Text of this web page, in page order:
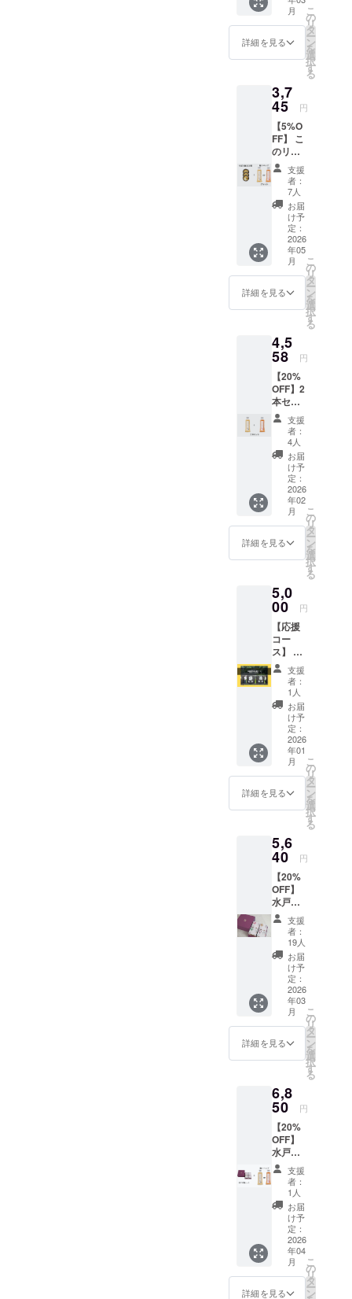
父と共に、
そして地域
の方々と共
に、少しず
いきたいと
思っていま
どうか、こ
の挑戦を温
かく見守っ
ていただけ
れば嬉しい
です。
量が2倍
の合計6
パック
になっ
を存分
に楽し
みたい
方向け
のセッ
トであ
る点が
異なり
ます。
そぼろ
納豆は
納豆の
本場水
戸で古
くから
食べら
れてい
大根を
刻んで
味を付
けまし
た。味
が付い
て臭い
も抑え
られて
いるの
で、非
常に食
べやす
く、ア
レンジ
作りや
すいで
でも、
もちろ
んご飯
と一緒
にで
も、麺
類に合
わせて
も非常
に合い
ます。
朝ごは
んのお
供に
ぴった
人家族
なら2〜
3日で食
る量の6
パック
セット
です。
国産 水
戸藩水
戸藩伝
承 そ
ぼろ納
豆 名
称：味
付け納
豆 容
量：
150g ●
名：大
豆、大
存方
法：冷
蔵保存
●賞味期
限：製
造から9
日間
1620円
豆)×0.9
5 + 送料
1340円
(梱包料
含む・
クール
便+220
円)
『小梅
漬』
『梅じ
まん』
の三色
せ梅
と、そ
ぼろ納
豆3つの
お得な
セット
です。
『偕楽
梅干』
は、樹
上にて
完熟さ
せた梅
だけを
使用し
て、手
間暇を
う昔な
がら製
法にこ
だわり
「昔な
がらの
素朴な
味」に
仕上げ
まし
た。
『小梅
漬』は
程よい
酸味の
カリカ
リ小梅
は食べ
やすい
塩度で
良質の
かつお
節とし
その葉
で仕上
げまし
た。 そ
ぼろ納
豆は納
豆の本
場水戸
で古く
べられ
てい
り干し
大根を
刻んで
味を付
けまし
た。味
が付い
て臭い
も抑え
られて
いるの
で、非
常に食
べやす
く、ア
料理も
作りや
のまま
でも、
もちろ
んご飯
と一緒
にで
も、麺
類に合
わせて
も非常
に合い
ます。
三色詰
合わせ
梅 名
月
詳細を見る
こ
の
リ
タ
ー
ン
を
選
択
す
る
3,7
45 円
【5%O
FF】 こ
のリ
ターン
は、
3,560円
の
『【5%
OFF】
三色詰
合わせ
梅 ＋ そ
ぼろ納
豆 3つ
セッ
ト』と
て、
セット
の梅製
品が、
ご飯の
お供で
ある伝
統的な
「三色
詰合わ
せ梅」
から、
ドリン
クやデ
ザー
ト、カ
クテル
「特製
梅シ
ロッ
プ」に
変わっ
ている
点が異
なりま
す。 ご
飯のお
供に
ぴった
りの
「そぼ
ろ納
豆」
と、水
戸乃梅
ふくゆ
い』を
贅沢に
使用し
た特製
「梅シ
ロッ
プ」の
特別な
セット
です。
毎日の
食卓を
豊かに
戸の味
をお楽
い。 そ
ぼろ納
豆は納
豆の本
場水戸
で古く
から食
べられ
てい
た、納
豆に切
り干し
大根を
刻んで
味を付
支援
者：
7人
お届
け予
定：
2026
年05
月
詳細を見る
こ
の
リ
タ
ー
ン
を
選
択
す
る
4,5
58 円
【20%
OFF】2
本セッ
ト 一日
一梅
梅シ
ロップ
(200ml)
プレー
ン＋し
市のブ
ランド
梅『水
戸乃梅
ふくゆ
使用し
て、甜
菜糖と
天然酵
母で醗
酵させ
た梅シ
ロップ
です。
天然の
酵母で
ゆっく
りと熟
成、醗
酵をさ
せ、甜
菜糖を
スッキ
リとし
た甘さ
が特徴
です。
5倍希釈
になっ
ていま
すの
で、水
やお
湯、炭
酸水で
割って
そのま
ま飲め
ば、梅
復効果
と、ミ
ネラル
で美容
効果に
も繋が
りま
す。ま
た、ジ
ンや日
本酒を
使った
カクテ
ルに合
わせて
常に合
支援
者：
4人
お届
け予
定：
2026
年02
月
詳細を見る
こ
の
リ
タ
ー
ン
を
選
択
す
る
5,0
00 円
【応援
コー
ス】 返
礼品は
必要な
いの
で、た
だただ
応援し
たい！
と思っ
ていた
だけて
いる方
向け
コー
謝の気
持ちを
込め
て、お
礼の
メッ
セージ
をお送
りしま
す。 ※
このリ
ターン
は【応
援コー
（1,000
円）】
0円）】
のリ
ターン
と同じ
内容に
なりま
す。
支援
者：
1人
お届
け予
定：
2026
年01
月
詳細を見る
こ
の
リ
タ
ー
ン
を
選
択
す
る
5,6
40 円
【20%
OFF】
水戸の
梅セッ
ト 水戸
の梅干
しを4種
類詰合
せまし
た。
『水戸
乃梅
ふくゆ
い』
『水戸
偕楽
錦梅』
『ねも
との梅
干し』
『ねも
とのし
そ漬梅
干し』
木樽に
それぞ
れの味
を楽し
めるよ
うにし
まし
た。 名
称：水
支援
者：
19人
お届
け予
定：
2026
年03
月
詳細を見る
こ
の
リ
タ
ー
ン
を
選
択
す
る
6,8
50 円
【20%
OFF】
水戸の
梅４種
と梅シ
ロップ
水戸の
梅干し
を、味
わいの
異なる4
種類で
詰め合
わせま
支援
者：
1人
お届
け予
定：
2026
年04
月
詳細を見る
こ
の
リ
タ
ー
ン